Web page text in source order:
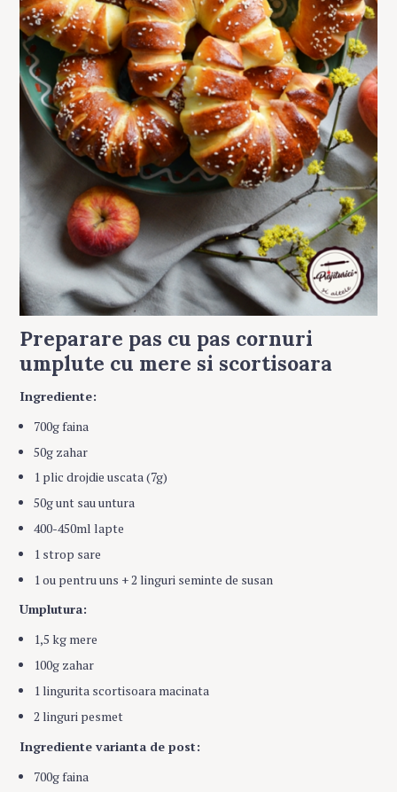
Preparare pas cu pas cornuri
umplute cu mere si scortisoara
Ingrediente:
700g faina
50g zahar
1 plic drojdie uscata (7g)
50g unt sau untura
400-450ml lapte
1 strop sare
1 ou pentru uns + 2 linguri seminte de susan
Umplutura:
1,5 kg mere
100g zahar
1 lingurita scortisoara macinata
2 linguri pesmet
Ingrediente varianta de post:
700g faina